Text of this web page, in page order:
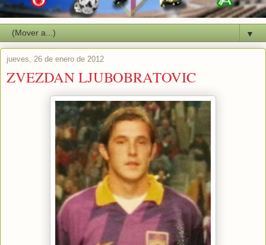
▼
jueves, 26 de enero de 2012
ZVEZDAN LJUBOBRATOVIC